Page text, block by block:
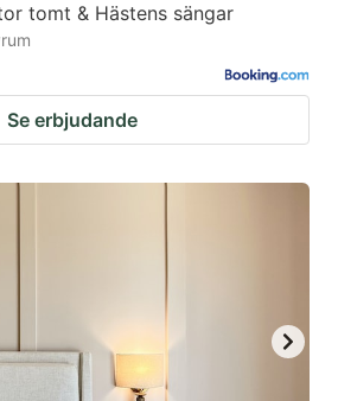
tomt & Hästens sängar
Se erbjudande